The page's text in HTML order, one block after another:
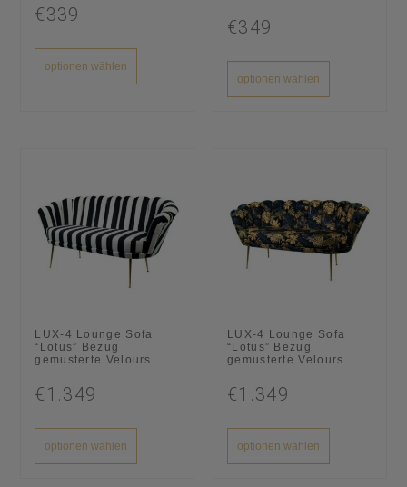
€339
optionen wählen
€349
optionen wählen
LUX-4 Lounge Sofa
“Lotus” Bezug
gemusterte Velours
€1.349
optionen wählen
LUX-4 Lounge Sofa
“Lotus” Bezug
gemusterte Velours
€1.349
optionen wählen